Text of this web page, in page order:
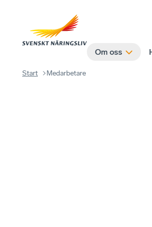
Om oss
Start Medarbetare